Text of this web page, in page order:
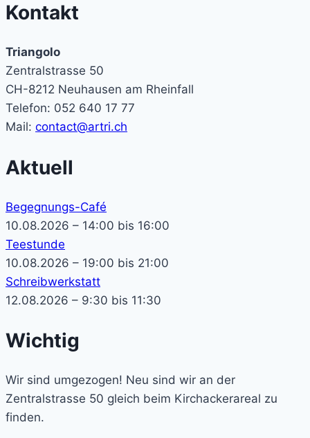
Kontakt
Triangolo
Zentralstrasse 50
CH-8212 Neuhausen am Rheinfall
Telefon: 052 640 17 77
Mail: contact@artri.ch
Aktuell
Begegnungs-Café
10.08.2026 – 14:00 bis 16:00
Teestunde
10.08.2026 – 19:00 bis 21:00
Schreibwerkstatt
12.08.2026 – 9:30 bis 11:30
Wichtig
Wir sind umgezogen! Neu sind wir an der
Zentralstrasse 50 gleich beim Kirchackerareal zu
finden.